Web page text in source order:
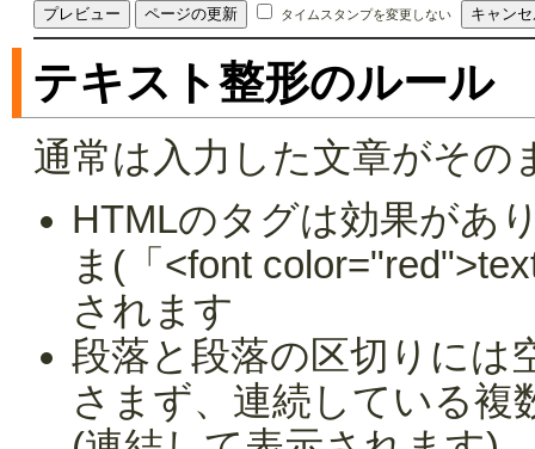
タイムスタンプを変更しない
テキスト整形のルール
通常は入力した文章がその
HTMLのタグは効果があ
ま(「<font
されます
段落と段落の区切りには
さまず、連続している複